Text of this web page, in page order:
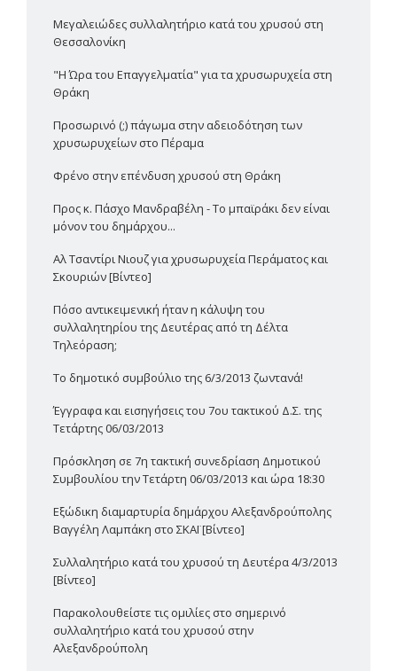
Μεγαλειώδες συλλαλητήριο κατά του χρυσού στη
Θεσσαλονίκη
"Η Ώρα του Επαγγελματία" για τα χρυσωρυχεία στη
Θράκη
Προσωρινό (;) πάγωμα στην αδειοδότηση των
χρυσωρυχείων στο Πέραμα
Φρένο στην επένδυση χρυσού στη Θράκη
Προς κ. Πάσχο Μανδραβέλη - Το μπαϊράκι δεν είναι
μόνον του δημάρχου...
Αλ Τσαντίρι Νιουζ για χρυσωρυχεία Περάματος και
Σκουριών [Βίντεο]
Πόσο αντικειμενική ήταν η κάλυψη του
συλλαλητηρίου της Δευτέρας από τη Δέλτα
Τηλεόραση;
Το δημοτικό συμβούλιο της 6/3/2013 ζωντανά!
Έγγραφα και εισηγήσεις του 7ου τακτικού Δ.Σ. της
Τετάρτης 06/03/2013
Πρόσκληση σε 7η τακτική συνεδρίαση Δημοτικού
Συμβουλίου την Τετάρτη 06/03/2013 και ώρα 18:30
Εξώδικη διαμαρτυρία δημάρχου Αλεξανδρούπολης
Βαγγέλη Λαμπάκη στο ΣΚΑΪ [Βίντεο]
Συλλαλητήριο κατά του χρυσού τη Δευτέρα 4/3/2013
[Βίντεο]
Παρακολουθείστε τις ομιλίες στο σημερινό
συλλαλητήριο κατά του χρυσού στην
Αλεξανδρούπολη